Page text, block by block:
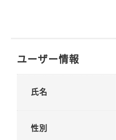
ユーザー情報
氏名
性別